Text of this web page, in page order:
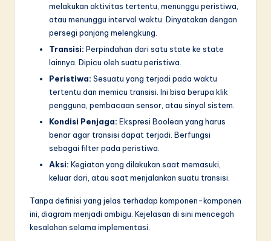
ti
o
melakukan aktivitas tertentu, menunggu peristiwa,
atau menunggu interval waktu. Dinyatakan dengan
persegi panjang melengkung.
Transisi: Perpindahan dari satu state ke state
lainnya. Dipicu oleh suatu peristiwa.
Peristiwa: Sesuatu yang terjadi pada waktu
tertentu dan memicu transisi. Ini bisa berupa klik
pengguna, pembacaan sensor, atau sinyal sistem.
Kondisi Penjaga: Ekspresi Boolean yang harus
benar agar transisi dapat terjadi. Berfungsi
sebagai filter pada peristiwa.
Aksi: Kegiatan yang dilakukan saat memasuki,
keluar dari, atau saat menjalankan suatu transisi.
Tanpa definisi yang jelas terhadap komponen-komponen
ini, diagram menjadi ambigu. Kejelasan di sini mencegah
kesalahan selama implementasi.